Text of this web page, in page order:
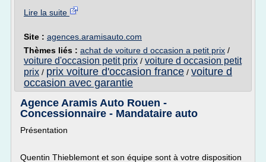
Lire la suite
Site : agences.aramisauto.com
Thèmes liés : achat de voiture d occasion a petit prix /
voiture d'occasion petit prix / voiture d occasion petit
prix / prix voiture d'occasion france / voiture d
occasion avec garantie
Agence Aramis Auto Rouen -
Concessionnaire - Mandataire auto
Présentation
Quentin Thieblemont et son équipe sont à votre disposition